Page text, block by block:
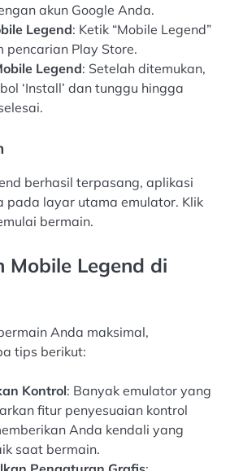
akun Google Anda.
Legend: Ketik “Mobile Legend”
pencarian Play Store.
Legend: Setelah ditemukan,
‘Install’ dan tunggu hingga
berhasil terpasang, aplikasi
pada layar utama emulator. Klik
bermain.
Mobile Legend di
Anda maksimal,
tips berikut:
Kontrol: Banyak emulator yang
fitur penyesuaian kontrol
Anda kendali yang
saat bermain.